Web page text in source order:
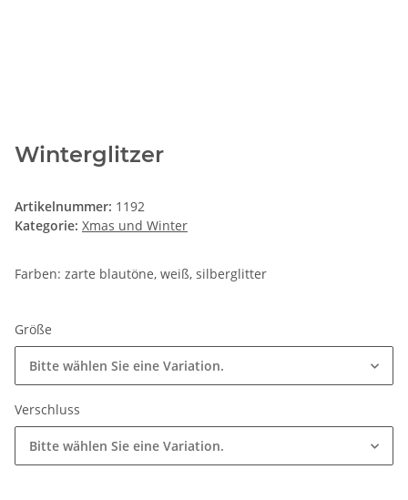
Winterglitzer
Artikelnummer: 1192
Kategorie: Xmas und Winter
Farben: zarte blautöne, weiß, silberglitter
Größe
Bitte wählen Sie eine Variation.
Verschluss
Bitte wählen Sie eine Variation.